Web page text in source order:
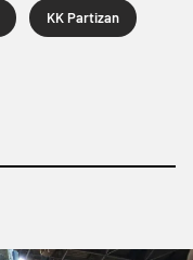
KK Partizan